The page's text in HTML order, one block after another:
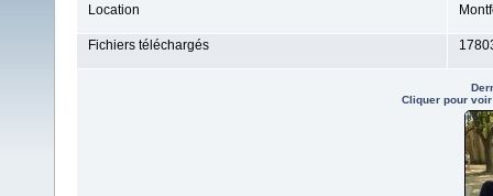
Location
Fichiers téléchargés
Cliquer pour